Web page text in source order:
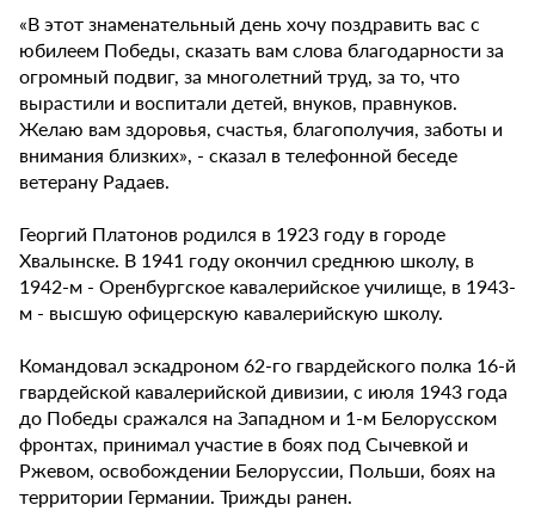
«В этот знаменательный день хочу поздравить вас с
юбилеем Победы, сказать вам слова благодарности за
огромный подвиг, за многолетний труд, за то, что
вырастили и воспитали детей, внуков, правнуков.
Желаю вам здоровья, счастья, благополучия, заботы и
внимания близких», - сказал в телефонной беседе
ветерану Радаев.
Георгий Платонов родился в 1923 году в городе
Хвалынске. В 1941 году окончил среднюю школу, в
1942-м - Оренбургское кавалерийское училище, в 1943-
м - высшую офицерскую кавалерийскую школу.
Командовал эскадроном 62-го гвардейского полка 16-й
гвардейской кавалерийской дивизии, с июля 1943 года
до Победы сражался на Западном и 1-м Белорусском
фронтах, принимал участие в боях под Сычевкой и
Ржевом, освобождении Белоруссии, Польши, боях на
территории Германии. Трижды ранен.